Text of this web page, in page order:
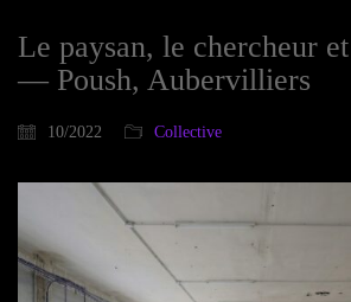
Le paysan, le chercheur
— Poush, Aubervilliers
10/2022 Collective